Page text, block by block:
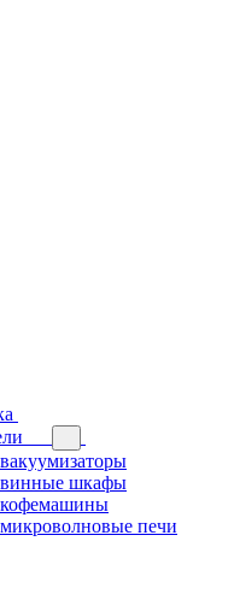
винные шкафы
печи